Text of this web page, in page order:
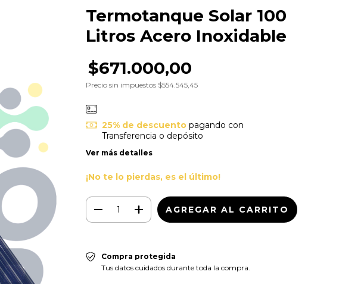
Termotanque Solar 100
Litros Acero Inoxidable
$671.000,00
Precio sin impuestos $554.545,45
25% de descuentopagando con
Transferencia o depósito
Ver más detalles
¡No te lo pierdas, es el último!
Compra protegida
Tus datos cuidados durante toda la compra.